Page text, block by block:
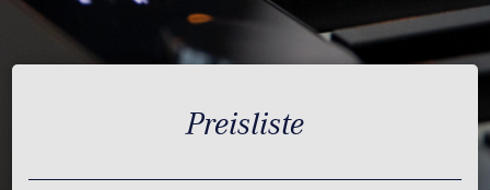
Preisliste